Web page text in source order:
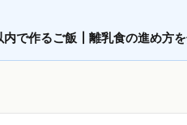
内で作るご飯┃離乳食の進め方